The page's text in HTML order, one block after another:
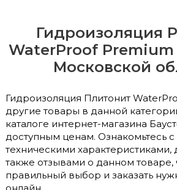
Гидроизоляция
WaterProof
Московской
Гидроизоляция Плитонит
другие товары в данной
каталоге интернет-магазина
доступным ценам. Ознакомьтесь
техническими характеристиками,
также отзывами о данном товаре,
правильный выбор и заказать
онлайн.